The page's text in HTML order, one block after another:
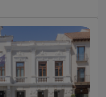
a un millar de